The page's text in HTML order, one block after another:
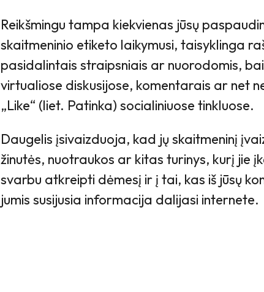
Reikšmingu tampa kiekvienas jūsų
skaitmeninio etiketo laikymusi, taisyklinga
pasidalintais straipsniais ar nuorodomis,
virtualiose diskusijose, komentarais ar net
„Like“ (liet. Patinka) socialiniuose tinkluose.
Daugelis įsivaizduoja, kad jų skaitmeninį
žinutės, nuotraukos ar kitas turinys, kurį jie
svarbu atkreipti dėmesį ir į tai, kas iš jūsų
jumis susijusia informacija dalijasi internete.